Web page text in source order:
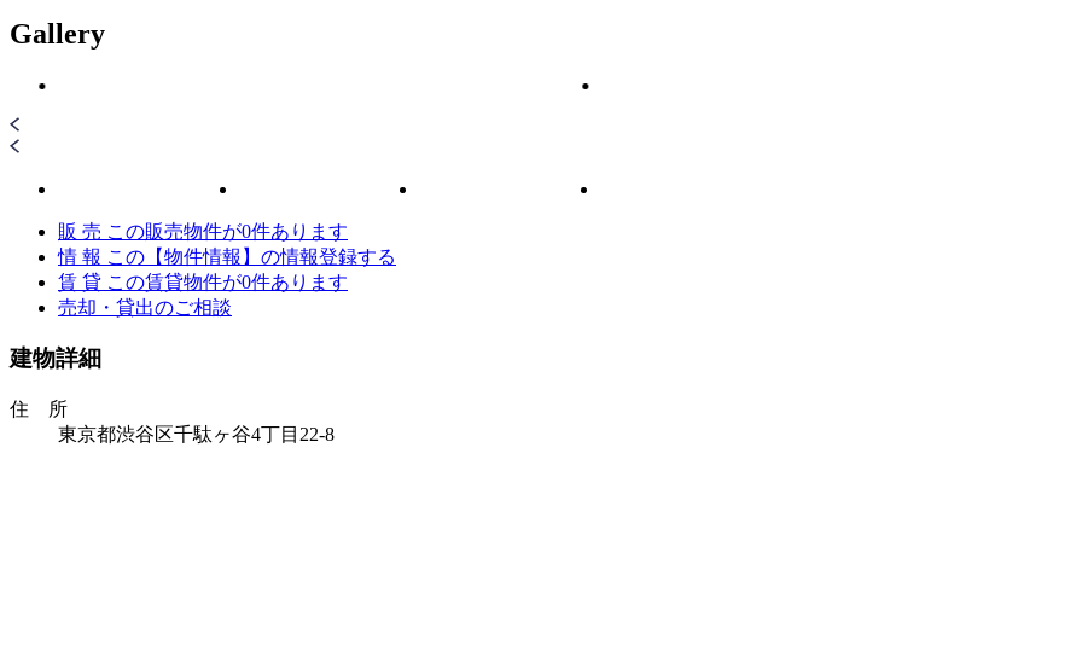
Gallery
販 売 この販売物件が0件あります
情 報 この【物件情報】の情報登録する
賃 貸 この賃貸物件が0件あります
売却・貸出のご相談
建物詳細
住 所
東京都渋谷区千駄ヶ谷4丁目22-8